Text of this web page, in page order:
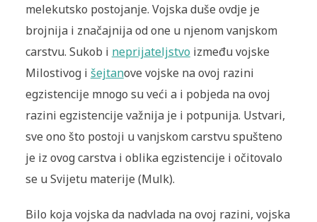
melekutsko postojanje. Vojska duše ovdje je
brojnija i značajnija od one u njenom vanjskom
carstvu. Sukob i neprijateljstvo između vojske
Milostivog i šejtanove vojske na ovoj razini
egzistencije mnogo su veći a i pobjeda na ovoj
razini egzistencije važnija je i potpunija. Ustvari,
sve ono što postoji u vanjskom carstvu spušteno
je iz ovog carstva i oblika egzistencije i očitovalo
se u Svijetu materije (Mulk).
Bilo koja vojska da nadvlada na ovoj razini, vojska